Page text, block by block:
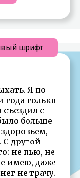
Я по
года только
с
больше
С другой
не пью, не
имею, даже
не трачу.
шрифт